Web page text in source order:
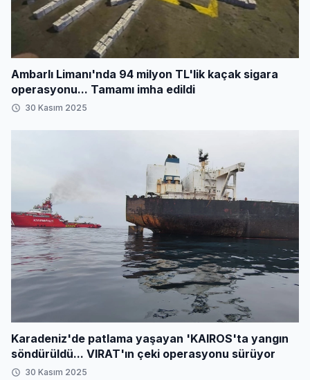
Ambarlı Limanı'nda 94 milyon TL'lik kaçak sigara
operasyonu... Tamamı imha edildi
30 Kasım 2025
Karadeniz'de patlama yaşayan 'KAIROS'ta yangın
söndürüldü... VIRAT'ın çeki operasyonu sürüyor
30 Kasım 2025